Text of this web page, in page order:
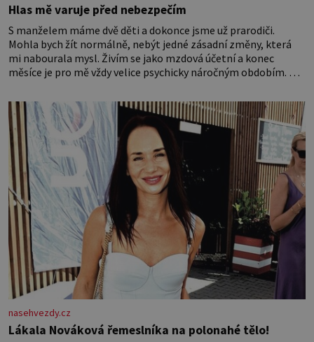
Hlas mě varuje před nebezpečím
S manželem máme dvě děti a dokonce jsme už prarodiči.
Mohla bych žít normálně, nebýt jedné zásadní změny, která
mi nabourala mysl. Živím se jako mzdová účetní a konec
měsíce je pro mě vždy velice psychicky náročným obdobím. Od
pomoc, co se hlídání týče. Dalo by se
nasehvezdy.cz
Lákala Nováková řemeslníka na polonahé tělo!